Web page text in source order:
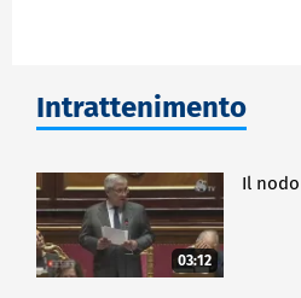
Intrattenimento
03:12
Il